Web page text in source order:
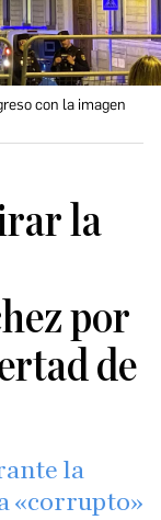
con la imagen
la
por
de
la
«corrupto»